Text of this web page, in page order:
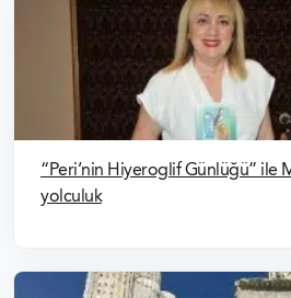
“Peri’nin Hiyeroglif Günlüğü” ile
yolculuk